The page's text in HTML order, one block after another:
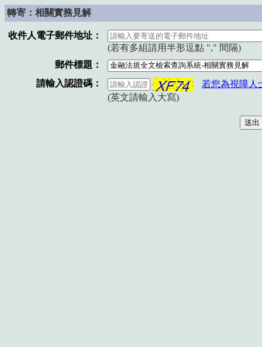
轉寄：相關實務見解
收件人電子郵件地址：
(若有多組請用半形逗點 "," 間隔)
郵件標題：
請輸入認證碼：
若您為視障人
(英文請輸入大寫)